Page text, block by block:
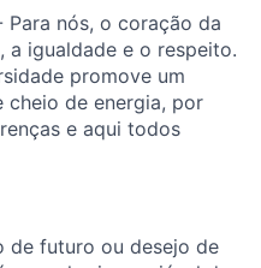
nós, o coração da
a igualdade e o respeito.
promove um
cheio de energia, por
e aqui todos
de futuro ou desejo de